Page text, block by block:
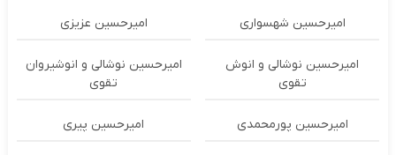
امیرحسین شهسواری امیرحسین عزیزی
امیرحسین نوشالی و انوش
تقوی
امیرحسین نوشالی و انوشیروان
تقوی
امیرحسین پورمحمدی امیرحسین پیری